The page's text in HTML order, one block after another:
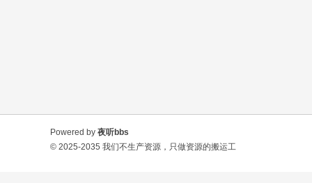
Powered by 夜听bbs
© 2025-2035 我们不生产资源，只做资源的搬运工